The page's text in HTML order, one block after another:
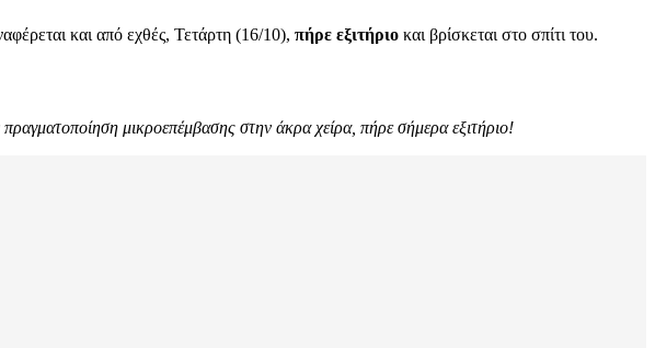
και από εχθές, Τετάρτη (16/10), πήρε εξιτήριο και βρίσκεται στο σπίτι του.
μικροεπέμβασης στην άκρα χείρα, πήρε σήμερα εξιτήριο!